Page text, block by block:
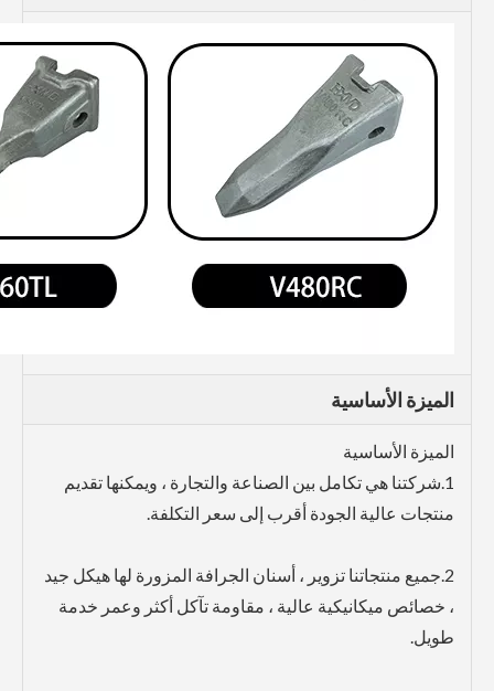
الميزة الأساسية
الميزة الأساسية
1.شركتنا هي تكامل بين الصناعة والتجارة ، ويمكنها تقديم
منتجات عالية الجودة أقرب إلى سعر التكلفة.
2.جميع منتجاتنا تزوير ، أسنان الجرافة المزورة لها هيكل جيد
، خصائص ميكانيكية عالية ، مقاومة تآكل أكثر وعمر خدمة
طويل.